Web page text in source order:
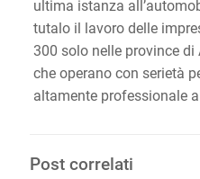
ultima istanza
tutalo il lavoro delle
300 solo nelle province di
che operano con serietà
altamente professionale
Post correlati